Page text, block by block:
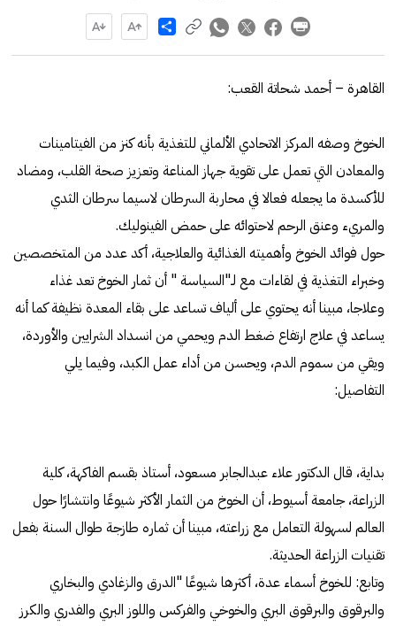
Share
القاهرة – أحمد شحاتة القعب:
الخوخ وصفه المركز الاتحادي الألماني للتغذية بأنه كنز من الفيتامينات
والمعادن التي تعمل على تقوية جهاز المناعة وتعزيز صحة القلب، ومضاد
للأكسدة ما يجعله فعالا في محاربة السرطان لاسيما سرطان الثدي
والمريء وعنق الرحم لاحتوائه على حمض الفينوليك.
حول فوائد الخوخ وأهميته الغذائية والعلاجية، أكد عدد من المتخصصين
وخبراء التغذية في لقاءات مع لـ"السياسة " أن ثمار الخوخ تعد غذاء
وعلاجا، مبينا أنه يحتوي على ألياف تساعد على بقاء المعدة نظيفة كما أنه
يساعد في علاج ارتفاع ضغط الدم ويحمي من انسداد الشرايين والأوردة،
ويقي من سموم الدم، ويحسن من أداء عمل الكبد، وفيما يلي
التفاصيل:
بداية، قال الدكتور علاء عبدالجابر مسعود، أستاذ بقسم الفاكهة، كلية
الزراعة، جامعة أسيوط، أن الخوخ من الثمار الأكثر شيوعًا وانتشارًا حول
العالم لسهولة التعامل مع زراعته، مبينا أن ثماره طازجة طوال السنة بفعل
تقنيات الزراعة الحديثة.
وتابع: للخوخ أسماء عدة، أكثرها شيوعًا "الدرق والزغادي والبخاري
والبرقوق والبرقوق البري والخوخي والفركس واللوز البري والفدري والكرز